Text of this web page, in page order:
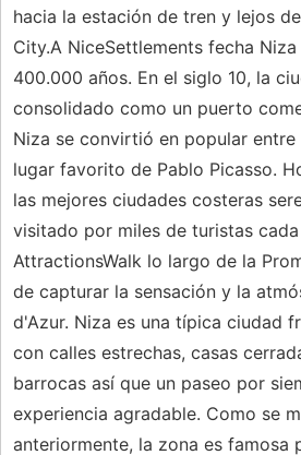
hacia la estación de tren y lejos
City.A NiceSettlements fecha
400.000 años. En el siglo 10, la
consolidado como un puerto
Niza se convirtió en popular
lugar favorito de Pablo Picasso.
las mejores ciudades costeras
visitado por miles de turistas
AttractionsWalk lo largo de la
de capturar la sensación y la
d'Azur. Niza es una típica ciudad
con calles estrechas, casas
barrocas así que un paseo por
experiencia agradable. Como se
anteriormente, la zona es famosa